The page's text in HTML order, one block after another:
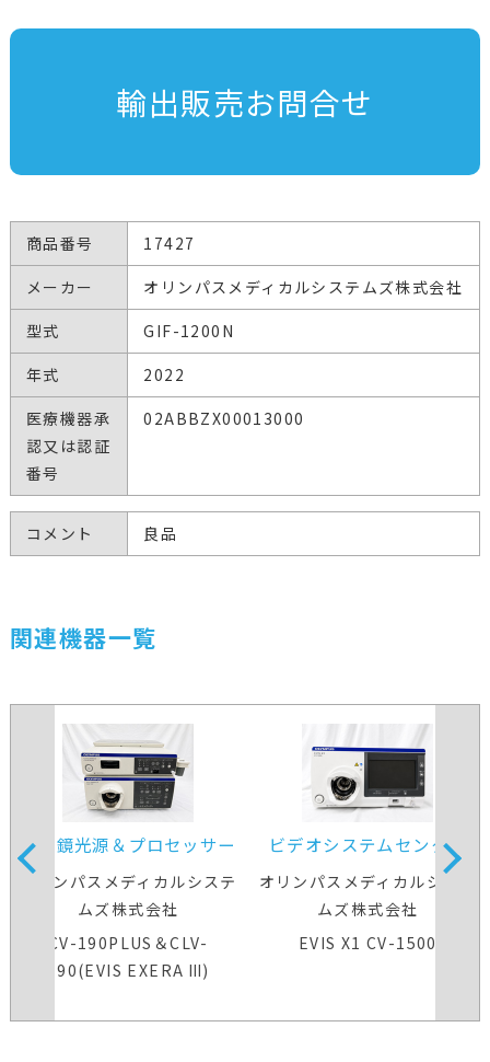
輸出販売お問合せ
商品番号
17427
メーカー
オリンパスメディカルシステムズ株式会社
型式
GIF-1200N
年式
2022
医療機器承
認又は認証
番号
02ABBZX00013000
コメント 良品
関連機器一覧
内視鏡光源＆プロセッサー
装置
オリンパスメディカルシステ
ムズ株式会社
CV-190PLUS＆CLV-
190(EVIS EXERA Ⅲ)
ビデオシステムセンター
オリンパスメディカルシステ
ムズ株式会社
EVIS X1 CV-1500